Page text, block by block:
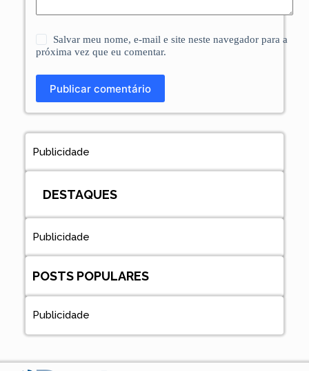
Salvar meu nome, e-mail e site neste navegador para a
próxima vez que eu comentar.
Publicar comentário
Publicidade
DESTAQUES
Publicidade
POSTS POPULARES
Publicidade